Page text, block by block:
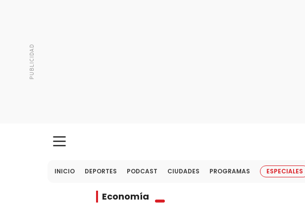
INICIO DEPORTES PODCAST CIUDADES PROGRAMAS ESPECIALES
Economía